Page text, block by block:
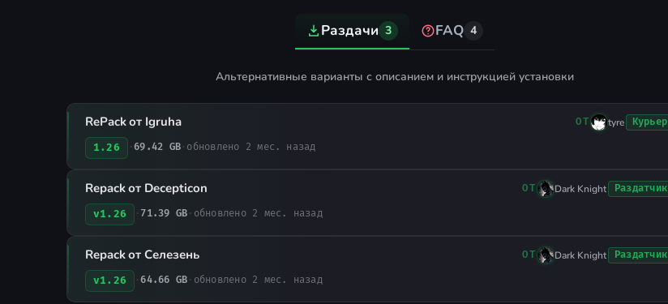
Раздачи 3 FAQ 4
Альтернативные варианты с описанием и инструкцией установки
RePack от Igruha ОТ tyre Курьер
1.26 ·69.42 GB · обновлено 2 мес. назад
Repack от Decepticon ОТ Dark Knight Раздатчик
v1.26 · 71.39 GB · обновлено 2 мес. назад
Repack от Селезень ОТ Dark Knight Раздатчик
v1.26 ·64.66 GB · обновлено 2 мес. назад